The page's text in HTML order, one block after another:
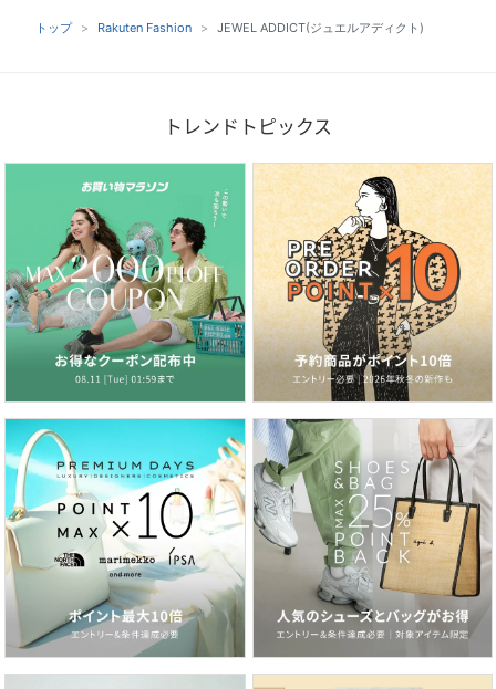
トップ Rakuten Fashion JEWEL ADDICT(ジュエルアディクト)
トレンドトピックス